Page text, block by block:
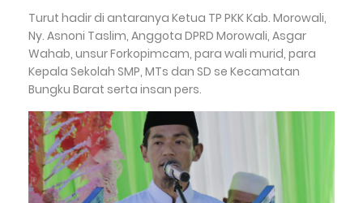
Turut hadir di antaranya Ketua TP PKK Kab. Morowali,
Ny. Asnoni Taslim, Anggota DPRD Morowali, Asgar
Wahab, unsur Forkopimcam, para wali murid, para
Kepala Sekolah SMP, MTs dan SD se Kecamatan
Bungku Barat serta insan pers.